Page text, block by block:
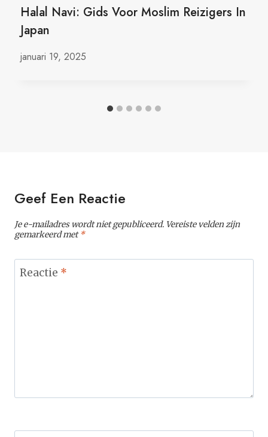
Halal Navi: Gids Voor Moslim Reizigers In
Japan
januari 19, 2025
Geef Een Reactie
Je e-mailadres wordt niet gepubliceerd. Vereiste velden zijn
gemarkeerd met*
Reactie *